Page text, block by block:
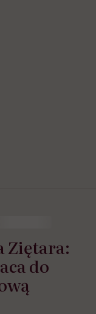
Ziętara:
do